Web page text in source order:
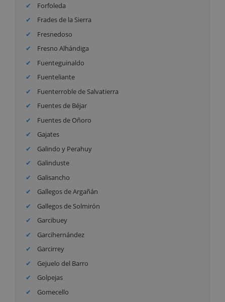
Forfoleda
Frades de la Sierra
Fresnedoso
Fresno Alhándiga
Fuenteguinaldo
Fuenteliante
Fuenterroble de Salvatierra
Fuentes de Béjar
Fuentes de Oñoro
Gajates
Galindo y Perahuy
Galinduste
Galisancho
Gallegos de Argañán
Gallegos de Solmirón
Garcibuey
Garcihernández
Garcirrey
Gejuelo del Barro
Golpejas
Gomecello